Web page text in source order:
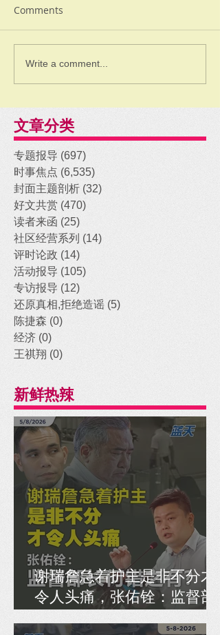
Comments
Write a comment...
文章分类
专题报导 (697)
时事焦点 (6,535)
封面主题剖析 (32)
好文共赏 (470)
读者来函 (25)
社区经营系列 (14)
评时论政 (14)
活动报导 (105)
专访报导 (12)
还原真相,拒绝造谣 (5)
陈捷森 (0)
经济 (0)
王祺翔 (0)
新鲜热辣
谢瑞詹急着护主是非不分才
令人头痛，张佑铨：监督部